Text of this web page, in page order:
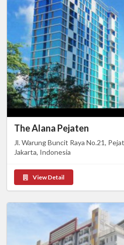
The Alana Pejaten
Jl. Warung Buncit Raya No.21,
Jakarta, Indonesia
View Detail